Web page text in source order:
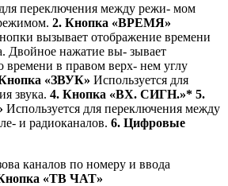
переключения между режи- мом
2. Кнопка «ВРЕМЯ»
вызывает отображение времени
Двойное нажатие вы- зывает
времени в правом верх- нем углу
«ЗВУК» Используется для
звука. 4. Кнопка «ВХ. СИГН.»* 5.
Используется для переключения между
и радиоканалов. 6. Цифровые
каналов по номеру и ввода
«ТВ ЧАТ»